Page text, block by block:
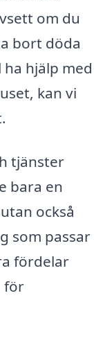
om du
bort döda
hjälp med
kan vi
tjänster
bara en
också
som passar
fördelar
för